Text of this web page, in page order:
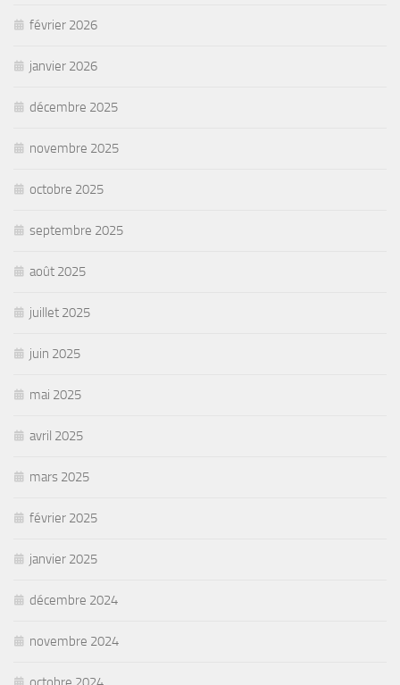
février 2026
janvier 2026
décembre 2025
novembre 2025
octobre 2025
septembre 2025
août 2025
juillet 2025
juin 2025
mai 2025
avril 2025
mars 2025
février 2025
janvier 2025
décembre 2024
novembre 2024